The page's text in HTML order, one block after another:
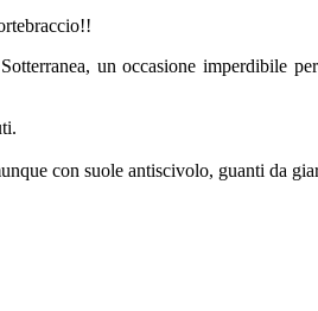
un occasione imperdibile
con suole antiscivolo, guanti da